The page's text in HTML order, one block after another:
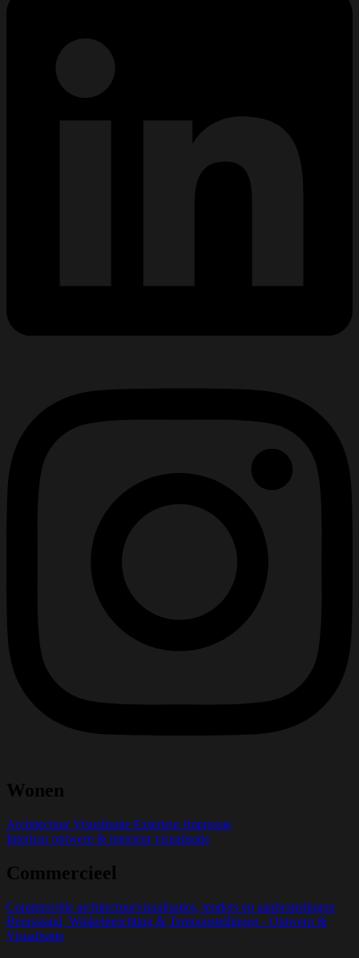
Wonen
Architectuur Visualisatie Exterieur Impressie
Interieur ontwerp & interieur visualisatie
Commercieel
Commerciële architectuurvisualisaties, tenders en aanbestedingen
Beursstand, Winkelinrichting & Tentoonstellingen - Ontwerp &
Visualisatie